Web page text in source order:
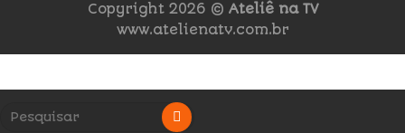
Copyright 2026 © Ateliê na TV
www.atelienatv.com.br